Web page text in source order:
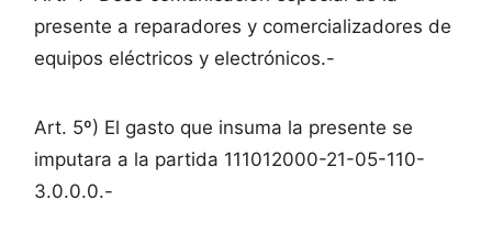
presente a reparadores y comercializadores de
equipos eléctricos y electrónicos.-
Art. 5º) El gasto que insuma la presente se
imputara a la partida 111012000-21-05-110-
3.0.0.0.-